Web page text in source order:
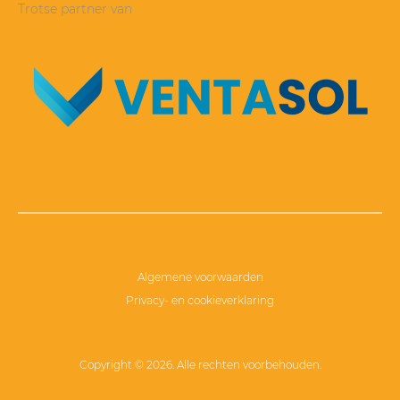
Trotse partner van
Algemene voorwaarden
Privacy- en cookieverklaring
Copyright © 2026. Alle rechten voorbehouden.